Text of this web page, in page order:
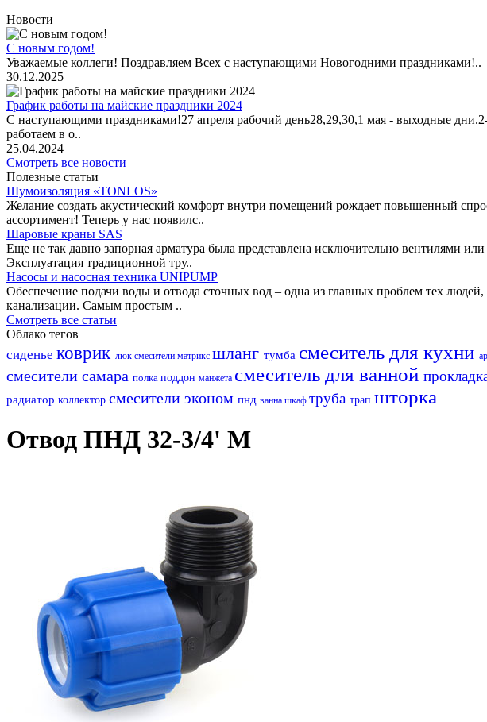
Новости
С новым годом!
Уважаемые коллеги! Поздравляем Всех с наступающими Новогодними праздниками!..
30.12.2025
График работы на майские праздники 2024
С наступающими праздниками!27 апреля рабочий день28,29,30,1 мая - выходные
работаем в о..
25.04.2024
Смотреть все новости
Полезные статьи
Шумоизоляция «TONLOS»
Желание создать акустический комфорт внутри помещений рождает повышенный
ассортимент! Теперь у нас появилс..
Шаровые краны SAS
Еще не так давно запорная арматура была представлена исключительно вентилями
Эксплуатация традиционной тру..
Насосы и насосная техника UNIPUMP
Обеспечение подачи воды и отвода сточных вод – одна из главных проблем тех
канализации. Самым простым ..
Смотреть все статьи
Облако тегов
сиденье коврик люк смесители матрикс шланг тумба смеситель для кухни
смесители самара полка поддон манжета смеситель для ванной
радиатор коллектор смесители эконом пнд ванна шкаф труба трап шторка
Отвод ПНД 32-3/4' M